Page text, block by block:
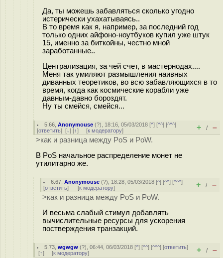
Да, ты можешь забавляться сколько угодно
истерически ухахатываясь..
В то время как я, например, за последний год
только одних айфоно-ноутбуков купил уже штук
15, именно за биткойны, честно мной
заработанные..
Централизация, за чей счет, в мастернодах....
Меня так умиляют размышления наивных
диванных теоретиков, во всю забавляющихся в то
время, когда как космические корабли уже
давным-давно бороздят.
Ну ты смейся, смейся...
5.66 ,Anonymouse (?), 18:16, 05/03/2018 [^] [^^] [^^^]
[ответить] [↓] [↑] [к модератору] + / –
>как и разница между PoS и PoW.
В PoS начальное распределение монет не
утилитарно же.
6.67 ,Anonymouse (?), 18:28, 05/03/2018 [^] [^^] [^^^]
[ответить] [к модератору] + / –
>как и разница между PoS и PoW.
И весьма слабый стимул добавлять
вычислительные ресурсы для ускорения
постверждения транзакций.
5.73 ,wgwgw (?), 06:44, 06/03/2018 [^] [^^] [^^^] [ответить]
[↑] [к модератору] + / –